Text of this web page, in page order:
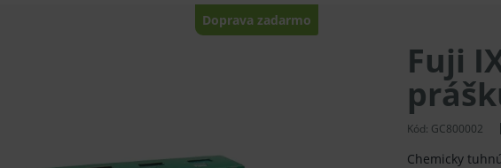
Doprava zadarmo
Fuji
Kód: GC800002
Chemicky